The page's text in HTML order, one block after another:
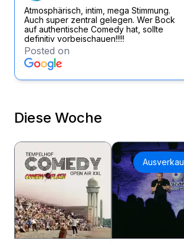
Atmosphärisch, intim, mega Stimmung.
Auch super zentral gelegen. Wer Bock
auf authentische Comedy hat, sollte
definitiv vorbeischauen!!!!!
Posted on
Diese Woche